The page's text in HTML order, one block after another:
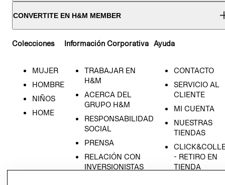
CONVERTITE EN H&M MEMBER
Colecciones
MUJER
HOMBRE
NIÑOS
HOME
Información Corporativa
TRABAJAR EN
H&M
ACERCA DEL
GRUPO H&M
RESPONSABILIDAD
SOCIAL
PRENSA
RELACIÓN CON
INVERSIONISTAS
Ayuda
CONTACTO
SERVICIO AL
CLIENTE
MI CUENTA
NUESTRAS
TIENDAS
- RETIRO EN
TIENDA